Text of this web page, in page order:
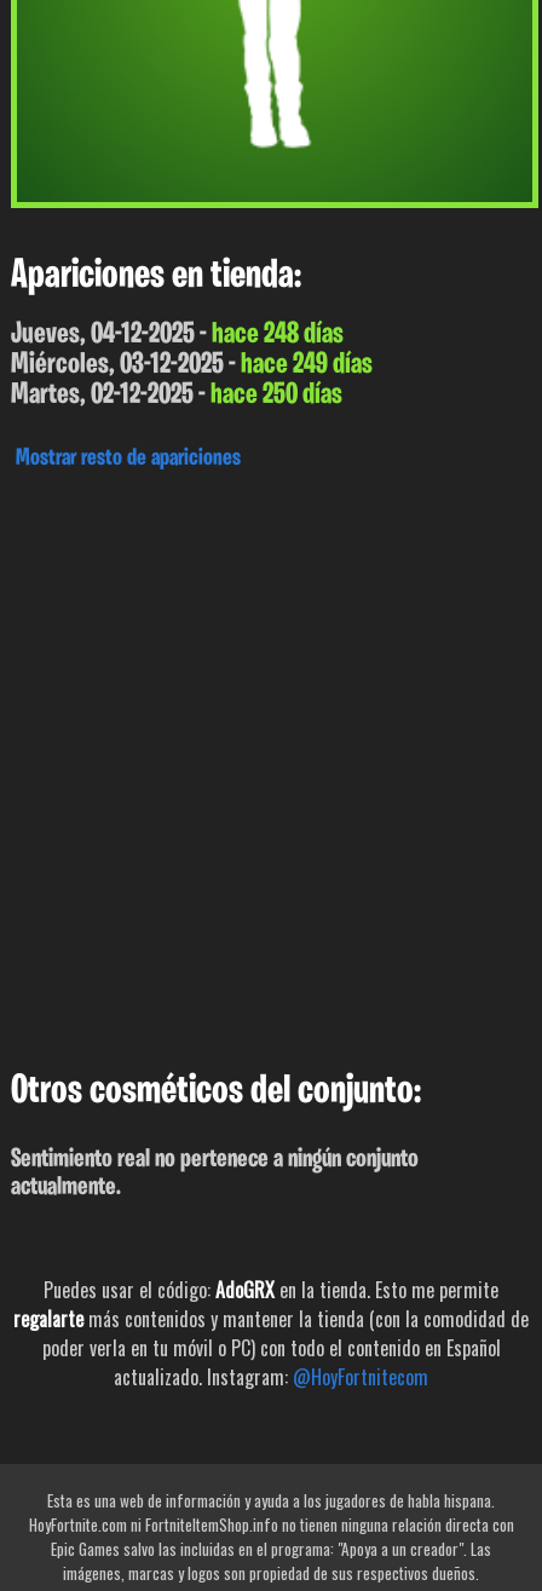
Apariciones en tienda:
Jueves, 04-12-2025 -hace 248 días
Miércoles, 03-12-2025 -hace 249 días
Martes, 02-12-2025 -hace 250 días
Mostrar resto de apariciones
Otros cosméticos del conjunto:
Sentimiento real no pertenece a ningún conjunto
actualmente.
Puedes usar el código:AdoGRXen la tienda. Esto me permite
regalartemás contenidos y mantener la tienda (con la comodidad de
poder verla en tu móvil o PC) con todo el contenido en Español
actualizado. Instagram: @HoyFortnitecom
Esta es una web de información y ayuda a los jugadores de habla hispana.
HoyFortnite.com ni FortniteItemShop.info no tienen ninguna relación directa con
Epic Games salvo las incluidas en el programa: "Apoya a un creador". Las
imágenes, marcas y logos son propiedad de sus respectivos dueños.